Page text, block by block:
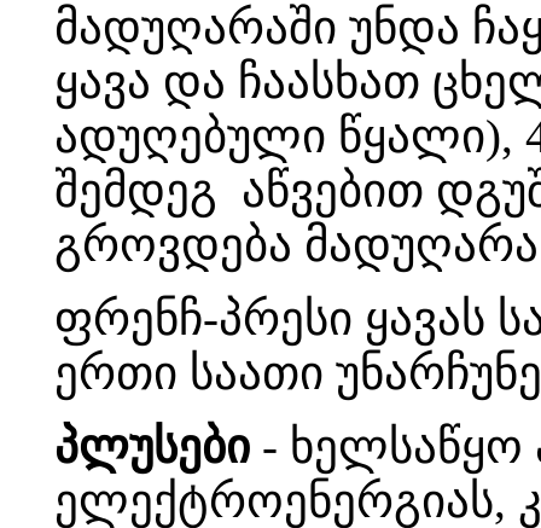
მადუღარაში უნდა
ყავა და ჩაასხათ
ადუღებული წყალი),
შემდეგ აწვებით
გროვდება
ფრენჩ-პრესი ყავას
ერთი საათი
პლუსები - ხელსაწყო
ელექტროენერგიას,